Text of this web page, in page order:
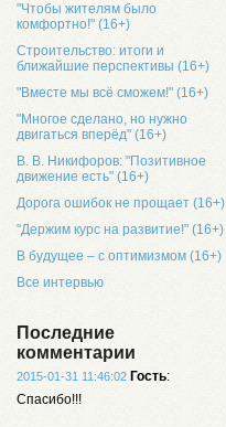
"Чтобы жителям было
комфортно!" (16+)
Строительство: итоги и
ближайшие перспективы (16+)
"Вместе мы всё сможем!" (16+)
"Многое сделано, но нужно
двигаться вперёд" (16+)
В. В. Никифоров: "Позитивное
движение есть" (16+)
Дорога ошибок не прощает (16+)
"Держим курс на развитие!" (16+)
В будущее – с оптимизмом (16+)
Все интервью
Последние
комментарии
2015-01-31 11:46:02 Гость:
Спасибо!!!